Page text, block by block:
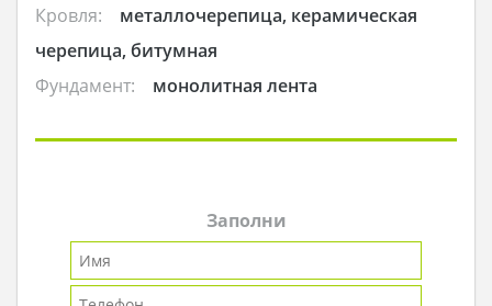
Кровля:
металлочерепица, керамическая
черепица, битумная
Фундамент:
монолитная лента
Заполни